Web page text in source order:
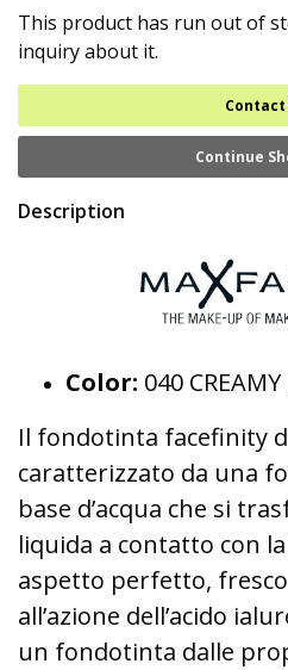
This product has run out of
inquiry about it.
Contact
Continue
Description
Color: 040 CREAMY
Il fondotinta facefinity
caratterizzato da una
base d’acqua che si
liquida a contatto con
aspetto perfetto,
all’azione dell’acido
un fondotinta dalle